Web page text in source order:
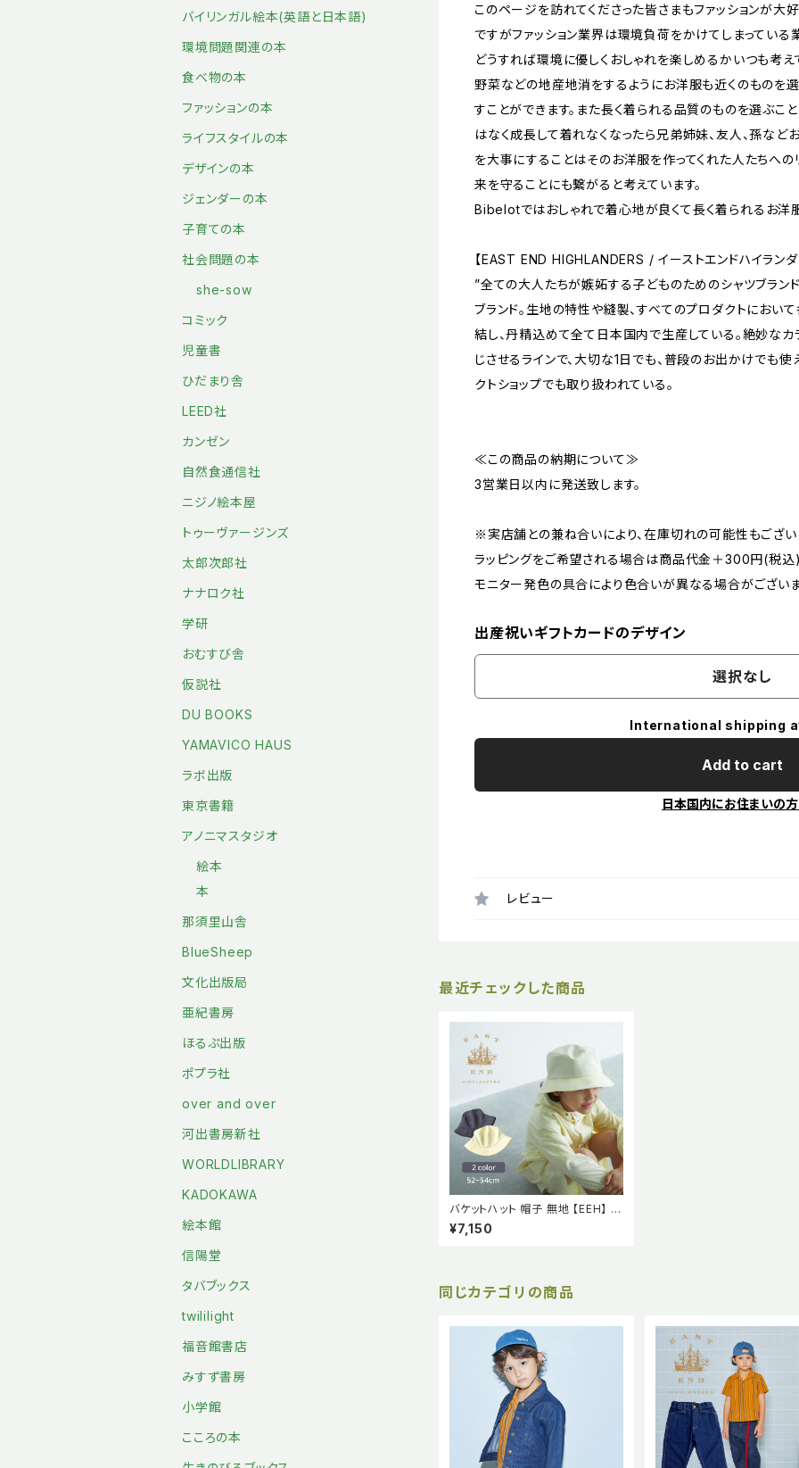
このページを訪れてくださった皆さまもファッションが大
ですがファッション業界は環境負荷をかけてしまっている
どうすれば環境に優しくおしゃれを楽しめるかいつも考え
野菜などの地産地消をするようにお洋服も近くのものを
すことができます。また長く着られる品質のものを選ぶこ
はなく成長して着れなくなったら兄弟姉妹、友人、孫など
を大事にすることはそのお洋服を作ってくれた人たちへの
来を守ることにも繋がると考えています。
Bibelotではおしゃれで着心地が良くて長く着られるお洋服
【EAST END HIGHLANDERS / イーストエンドハイランダ
”全ての大人たちが嫉妬する子どものためのシャツブラン
ブランド。生地の特性や縫製、すべてのプロダクトにお
結し、丹精込めて全て日本国内で生産している。絶妙な
じさせるラインで、大切な1日でも、普段のお出かけでも使
クトショップでも取り扱われている。
≪この商品の納期について≫
3営業日以内に発送致します。
※実店舗との兼ね合いにより、在庫切れの可能性もござい
ラッピングをご希望される場合は商品代金＋300円(税込)
モニター発色の具合により色合いが異なる場合がござい
出産祝いギフトカードのデザイン
選択なし
International shipping
Add to cart
日本国内にお住まいの
レビュー
最近チェックした商品
バケットハット 帽子 無地 【EEH】 S
S
¥7,150
同じカテゴリの商品
バイリンガル絵本(英語と日本語)
環境問題関連の本
食べ物の本
ファッションの本
ライフスタイルの本
デザインの本
ジェンダーの本
子育ての本
社会問題の本
she-sow
コミック
児童書
ひだまり舎
LEED社
カンゼン
自然食通信社
ニジノ絵本屋
トゥーヴァージンズ
太郎次郎社
ナナロク社
学研
おむすび舎
仮説社
DU BOOKS
YAMAVICO HAUS
ラボ出版
東京書籍
アノニマスタジオ
絵本
本
那須里山舎
BlueSheep
文化出版局
亜紀書房
ほるぷ出版
ポプラ社
over and over
河出書房新社
WORLDLIBRARY
KADOKAWA
絵本館
信陽堂
タバブックス
twililight
福音館書店
みすず書房
小学館
こころの本